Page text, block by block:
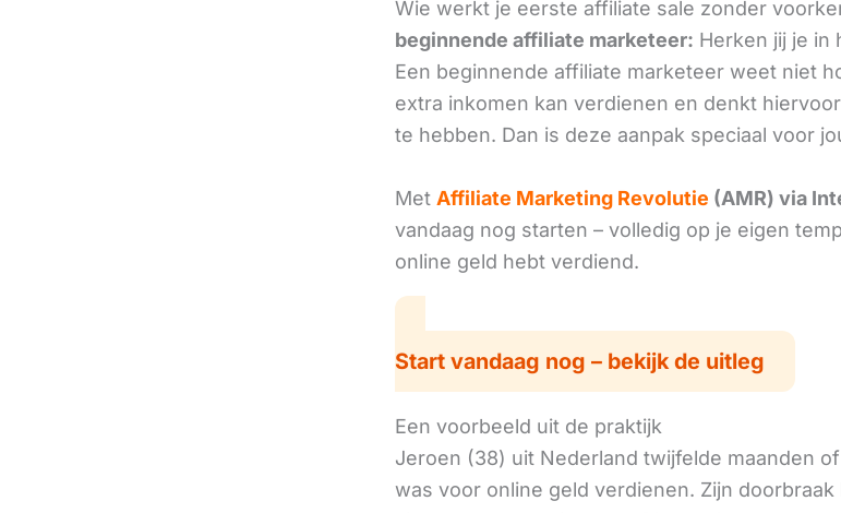
Wie werkt je eerste affiliate sale zonder
beginnende affiliate marketeer: Herken jij je in
Een beginnende affiliate marketeer weet niet
extra inkomen kan verdienen en denkt
te hebben. Dan is deze aanpak speciaal voor
Met Affiliate Marketing Revolutie (AMR) via
vandaag nog starten – volledig op je eigen
online geld hebt verdiend.
Start vandaag nog – bekijk de uitleg
Een voorbeeld uit de praktijk
Jeroen (38) uit Nederland twijfelde maanden of
was voor online geld verdienen. Zijn